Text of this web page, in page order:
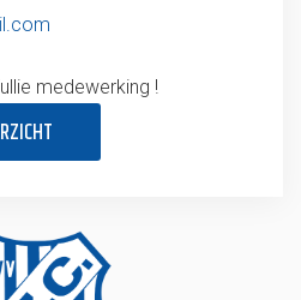
medewerking !